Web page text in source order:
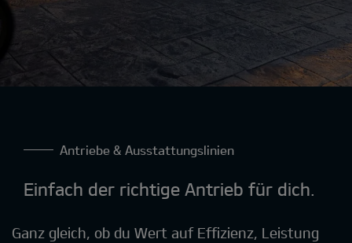
Antriebe & Ausstattungslinien
Einfach der richtige Antrieb für dich.
Ganz gleich, ob du Wert auf Effizienz, Leistung